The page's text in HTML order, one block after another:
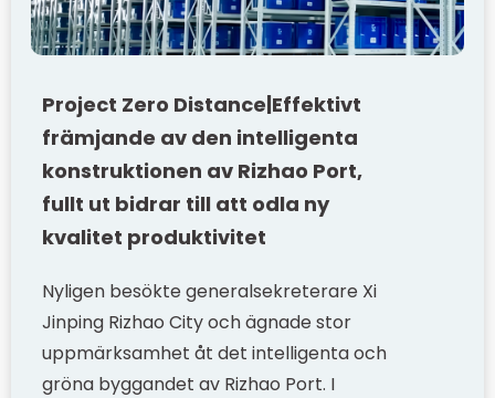
Project Zero Distance|Effektivt
främjande av den intelligenta
konstruktionen av Rizhao Port,
fullt ut bidrar till att odla ny
kvalitet produktivitet
Nyligen besökte generalsekreterare Xi
Jinping Rizhao City och ägnade stor
uppmärksamhet åt det intelligenta och
gröna byggandet av Rizhao Port. I